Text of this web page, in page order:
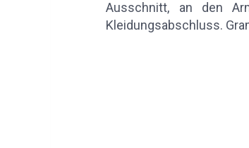
Ausschnitt, an den
Kleidungsabschluss.